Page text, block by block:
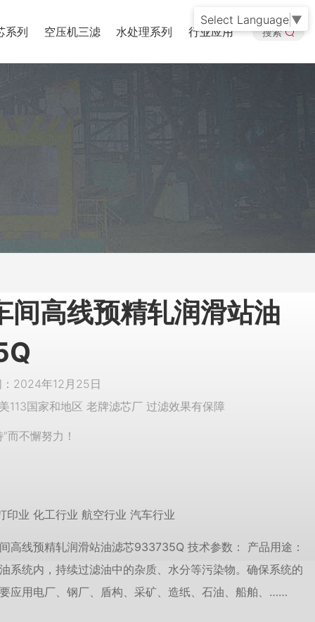
系列 空压机三滤 水处理系列 行业应用 搜索
间高线预精轧润滑站油
2024年12月25日
113国家和地区 老牌滤芯厂 过滤效果有保障
而不懈努力！
印业 化工行业 航空行业 汽车行业
高线预精轧润滑站油滤芯933735Q 技术参数： 产品用途：
系统内，持续过滤油中的杂质、水分等污染物。确保系统的
应用电厂、钢厂、盾构、采矿、造纸、石油、船舶、……
Select Language ▼